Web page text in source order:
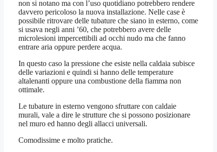
non si notano ma con l’uso quotidiano potrebbero rendere
davvero pericoloso la nuova installazione. Nelle case è
possibile ritrovare delle tubature che siano in esterno, come
si usava negli anni ’60, che potrebbero avere delle
microlesioni impercettibili ad occhi nudo ma che fanno
entrare aria oppure perdere acqua.
In questo caso la pressione che esiste nella caldaia subisce
delle variazioni e quindi si hanno delle temperature
altalenanti oppure una combustione della fiamma non
ottimale.
Le tubature in esterno vengono sfruttare con caldaie
murali, vale a dire le strutture che si possono posizionare
nel muro ed hanno degli allacci universali.
Comodissime e molto pratiche.